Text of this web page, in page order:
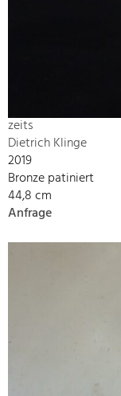
zeits
Dietrich Klinge
2019
Bronze patiniert
44,8 cm
Anfrage